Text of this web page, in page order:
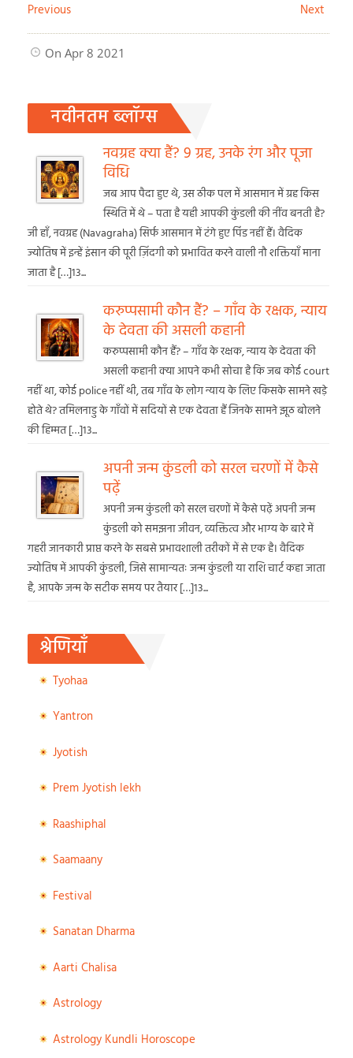
Previous Next
On Apr 8 2021
नवीनतम ब्लॉग्स
नवग्रह क्या हैं? 9 ग्रह, उनके रंग और पूजा
विधि
जब आप पैदा हुए थे, उस ठीक पल में आसमान में ग्रह किस
स्थिति में थे – पता है यही आपकी कुंडली की नींव बनती है?
जी हाँ, नवग्रह (Navagraha) सिर्फ आसमान में टंगे हुए पिंड नहीं हैं। वैदिक
ज्योतिष में इन्हें इंसान की पूरी ज़िंदगी को प्रभावित करने वाली नौ शक्तियाँ माना
जाता है […]13...
करुप्पसामी कौन हैं? – गाँव के रक्षक, न्याय
के देवता की असली कहानी
करुप्पसामी कौन हैं? – गाँव के रक्षक, न्याय के देवता की
असली कहानी क्या आपने कभी सोचा है कि जब कोई court
नहीं था, कोई police नहीं थी, तब गाँव के लोग न्याय के लिए किसके सामने खड़े
होते थे? तमिलनाडु के गाँवों में सदियों से एक देवता हैं जिनके सामने झूठ बोलने
की हिम्मत […]13...
अपनी जन्म कुंडली को सरल चरणों में कैसे
पढ़ें
अपनी जन्म कुंडली को सरल चरणों में कैसे पढ़ें अपनी जन्म
कुंडली को समझना जीवन, व्यक्तित्व और भाग्य के बारे में
गहरी जानकारी प्राप्त करने के सबसे प्रभावशाली तरीकों में से एक है। वैदिक
ज्योतिष में आपकी कुंडली, जिसे सामान्यतः जन्म कुंडली या राशि चार्ट कहा जाता
है, आपके जन्म के सटीक समय पर तैयार […]13...
श्रेणियाँ
Tyohaa
Yantron
Jyotish
Prem Jyotish lekh
Raashiphal
Saamaany
Festival
Sanatan Dharma
Aarti Chalisa
Astrology
Astrology Kundli Horoscope